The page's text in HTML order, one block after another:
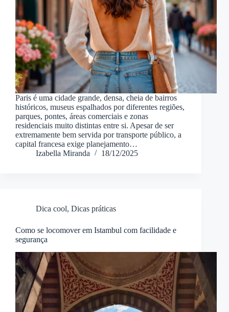
Paris é uma cidade grande, densa, cheia de bairros
históricos, museus espalhados por diferentes regiões,
parques, pontes, áreas comerciais e zonas
residenciais muito distintas entre si. Apesar de ser
extremamente bem servida por transporte público, a
capital francesa exige planejamento…
Izabella Miranda
18/12/2025
Dica cool, Dicas práticas
Como se locomover em Istambul com facilidade e
segurança